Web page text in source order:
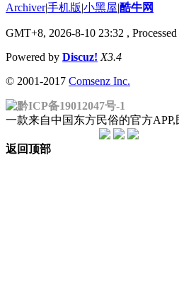
Archiver|手机版|小黑屋|酷牛网
GMT+8, 2026-8-10 23:32 ,
Powered by Discuz! X3.4
© 2001-2017 Comsenz Inc.
黔ICP备19012047号-1
一款来自中国东方民俗的官方
返回顶部